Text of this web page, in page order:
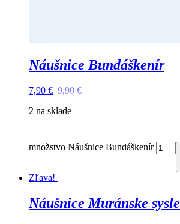
Náušnice Bundáškenír
9,90€
7,90 €
2 na sklade
množstvo Náušnice Bundáškenír
Zľava!
Náušnice Muránske sysle